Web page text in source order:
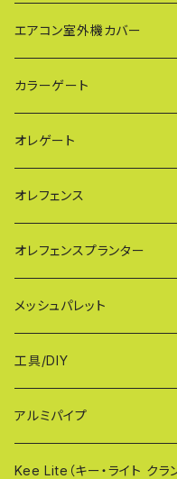
PXG（EXG廉価版/傾斜地対
BXGシリーズ（傾斜地対応/
FXG（一輪/傾斜地対応アルミ
HXG（傾斜地対応アルミゲー
AXG（パネル兼用タイプ）
MXG（最高級 パネル兼用タイ
CXG（パネル取付不可タイプ）
XXG（パネル専用タイプ）
OXG（二輪・二輪・一輪/傾
エアコン室外機カバー
通常サイズ KB90
大型サイズ KB93
特大サイズ KB108
奥行ワイド KB114
シンプルモデル KB90-PT
カラーゲート
QXGシリーズ（ご家庭用）
SXGシリーズ(ご家庭用/ペッ
VXGシリーズ（ご家庭用）
WXGシリーズ（ご家庭用）
TXGシリーズ（ご家庭用/和風
オレゲート
オレフェンス
幅60cmタイプ
幅90cmタイプ
幅120cmタイプ
オレフェンスプランター
メッシュパレット
工具/DIY
荷揚げバケツ
樹脂製止水パネル
アルミパイプ
Kee Lite（キー・ライト クラン